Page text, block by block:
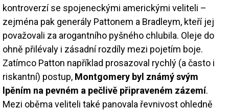
kontroverzí se spojeneckými americkými veliteli –
zejména pak generály Pattonem a Bradleym, kteří jej
považovali za arogantního pyšného chlubila. Oleje do
ohně přilévaly i zásadní rozdíly mezi pojetím boje.
Zatímco Patton například prosazoval rychlý (a často i
riskantní) postup, Montgomery byl známý svým
lpěním na pevném a pečlivě připraveném zázemí.
Mezi oběma veliteli také panovala řevnivost ohledně